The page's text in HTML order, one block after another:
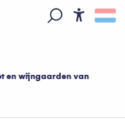
en wijngaarden van